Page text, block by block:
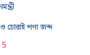
ও চোরাই পণ্য জব্দ
5